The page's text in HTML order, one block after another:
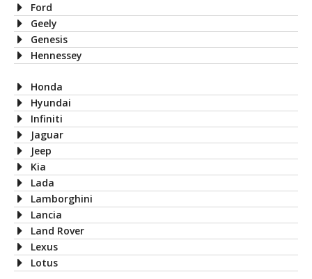
Ford
Geely
Genesis
Hennessey
Honda
Hyundai
Infiniti
Jaguar
Jeep
Kia
Lada
Lamborghini
Lancia
Land Rover
Lexus
Lotus